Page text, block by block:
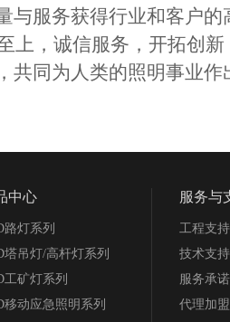
与服务获得行业和客户的
，诚信服务，开拓创新
共同为人类的照明事业作
中心
路灯系列
塔吊灯/高杆灯系列
工矿灯系列
移动应急照明系列
服务与
工程支持
技术支持
服务承诺
代理加盟